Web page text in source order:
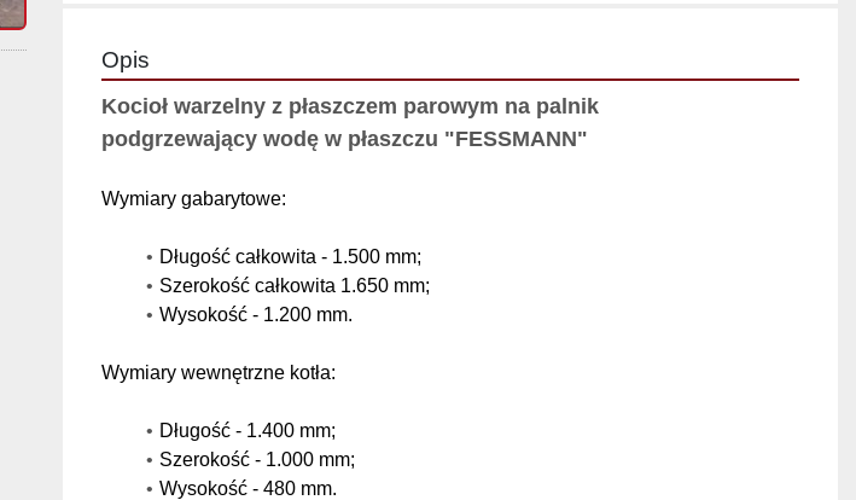
Opis
Kocioł warzelny z płaszczem parowym na palnik
podgrzewający wodę w płaszczu "FESSMANN"
Wymiary gabarytowe:
Długość całkowita - 1.500 mm;
Szerokość całkowita 1.650 mm;
Wysokość - 1.200 mm.
Wymiary wewnętrzne kotła:
Długość - 1.400 mm;
Szerokość - 1.000 mm;
Wysokość - 480 mm.